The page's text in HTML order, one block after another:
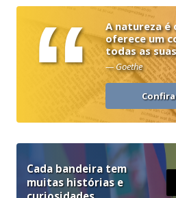
“
A natureza é
oferece um
todas as
— Goethe
Cada bandeira tem
muitas histórias e